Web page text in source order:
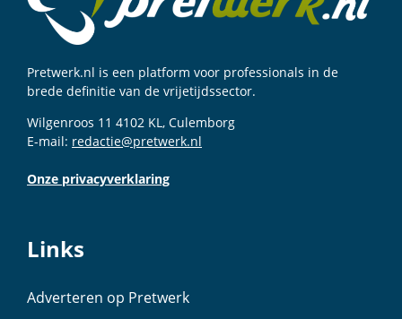
Pretwerk.nl is een platform voor professionals in de
brede definitie van de vrijetijdssector.
Wilgenroos 11 4102 KL, Culemborg
E-mail: redactie@pretwerk.nl
Onze privacyverklaring
Links
Adverteren op Pretwerk